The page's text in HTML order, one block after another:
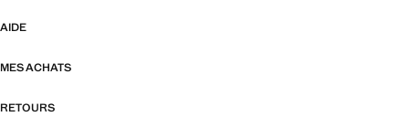
AIDE
MES ACHATS
RETOURS